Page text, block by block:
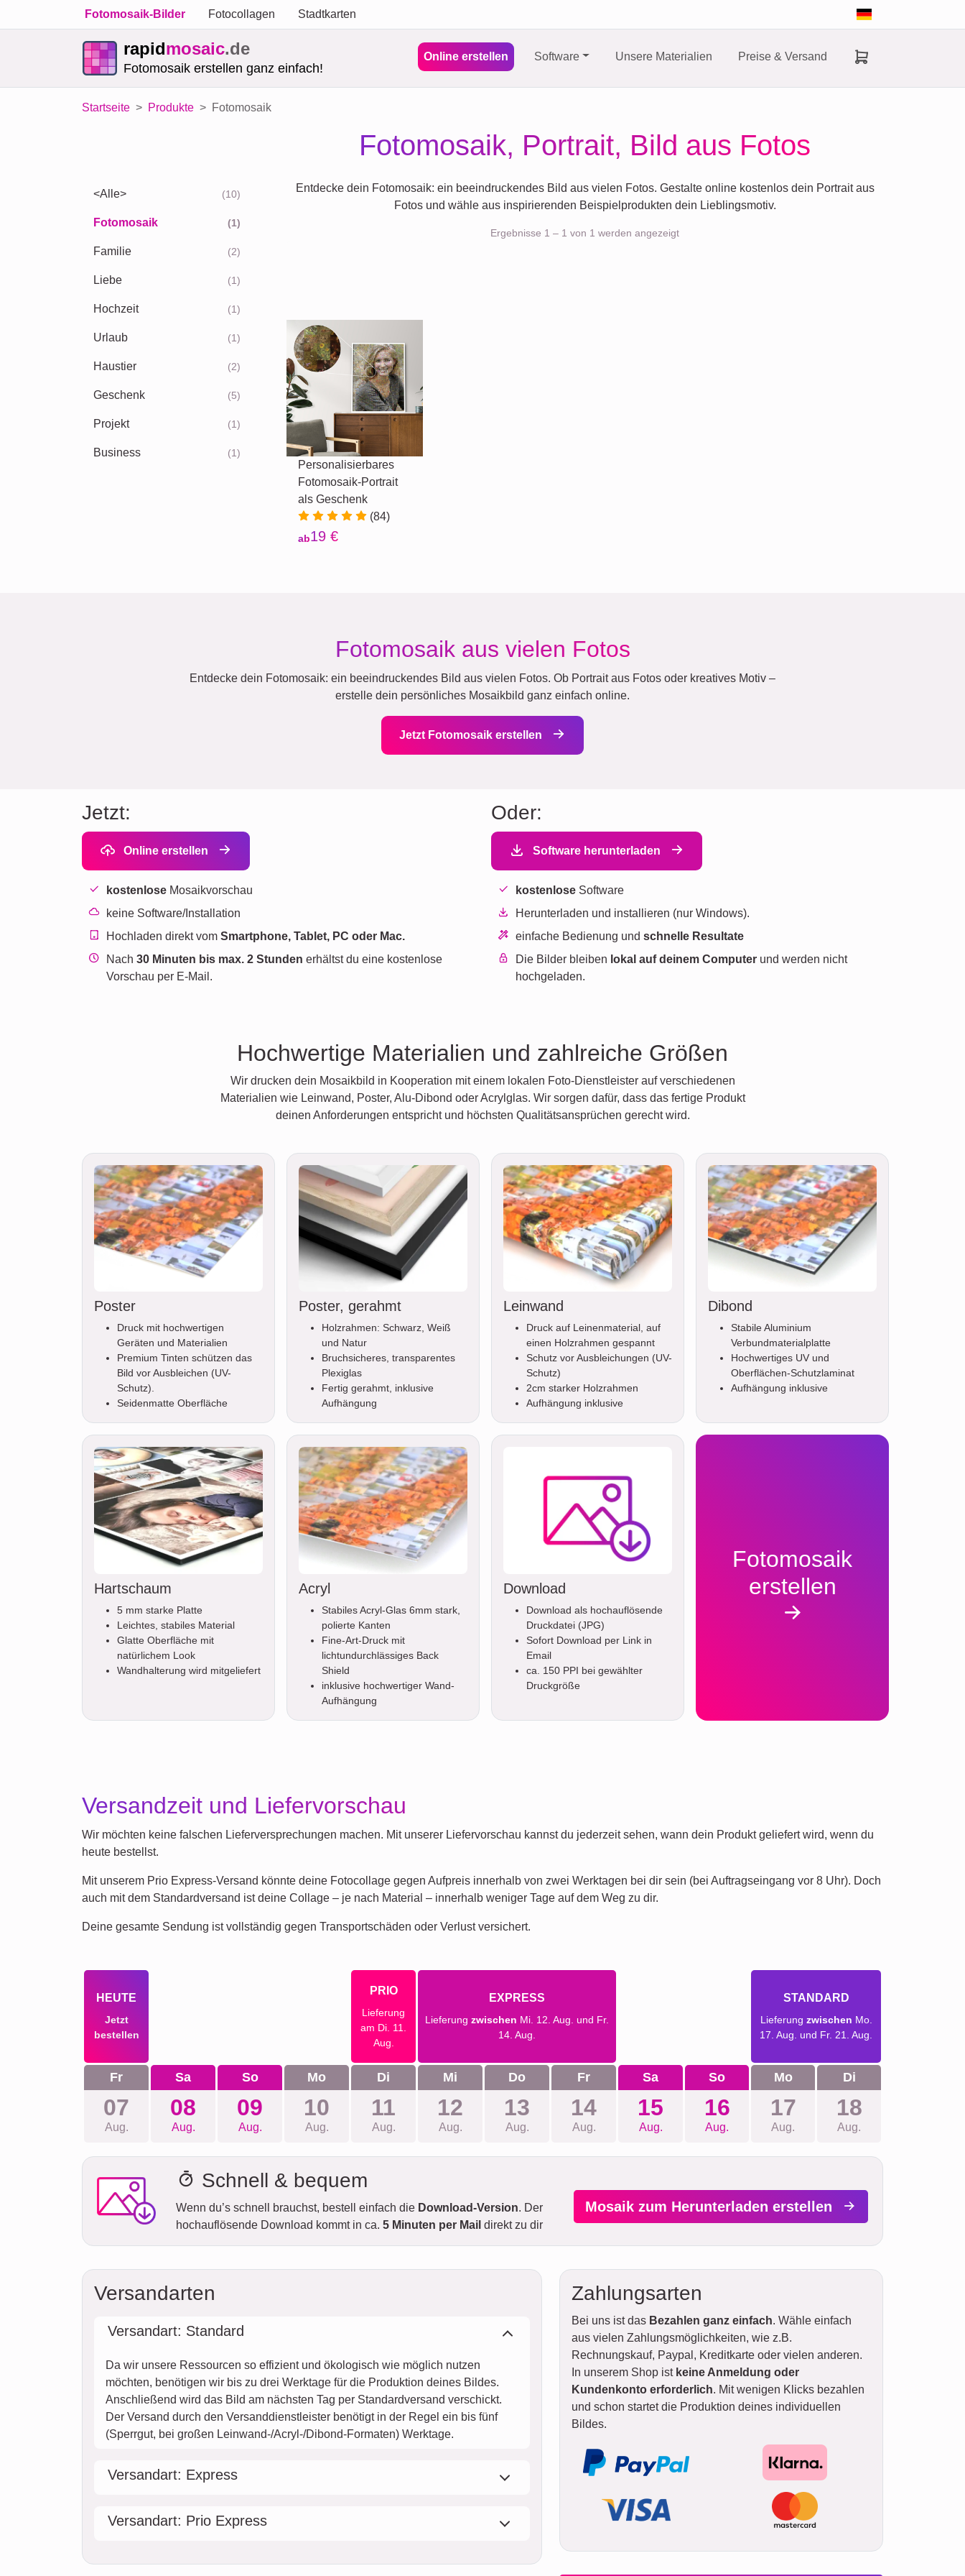
Fotomosaik-Bilder Fotocollagen Stadtkarten
rapidmosaic.de
Fotomosaik erstellen ganz einfach!
Online erstellen Software Unsere Materialien Preise & Versand
Startseite Produkte Fotomosaik
Fotomosaik, Portrait, Bild aus Fotos
<Alle> (10)
Fotomosaik (1)
Familie (2)
Liebe (1)
Hochzeit (1)
Urlaub (1)
Haustier (2)
Geschenk (5)
Projekt (1)
Business (1)
Entdecke dein Fotomosaik: ein beeindruckendes Bild aus vielen Fotos. Gestalte online kostenlos dein Portrait aus
Fotos und wähle aus inspirierenden Beispielprodukten dein Lieblingsmotiv.
Ergebnisse 1 – 1 von 1 werden angezeigt
Personalisierbares
Fotomosaik-Portrait
als Geschenk
(84)
ab19 €
Fotomosaik aus vielen Fotos
Entdecke dein Fotomosaik: ein beeindruckendes Bild aus vielen Fotos. Ob Portrait aus Fotos oder kreatives Motiv –
erstelle dein persönliches Mosaikbild ganz einfach online.
Jetzt Fotomosaik erstellen
Jetzt:
Online erstellen
kostenlose Mosaikvorschau
keine Software/Installation
Hochladen direkt vomSmartphone, Tablet, PC oder Mac.
Nach30 Minuten bis max. 2 Stunden erhältst du eine kostenlose
Vorschau per E-Mail.
Oder:
Software herunterladen
kostenlose Software
Herunterladen und installieren (nur Windows).
einfache Bedienung undschnelle Resultate
Die Bilder bleiben lokal auf deinem Computer und werden nicht
hochgeladen.
Hochwertige Materialien und zahlreiche Größen
Wir drucken dein Mosaikbild in Kooperation mit einem lokalen Foto-Dienstleister auf verschiedenen
Materialien wie Leinwand, Poster, Alu-Dibond oder Acrylglas. Wir sorgen dafür, dass das fertige Produkt
deinen Anforderungen entspricht und höchsten Qualitätsansprüchen gerecht wird.
Poster
Druck mit hochwertigen
Geräten und Materialien
Premium Tinten schützen das
Bild vor Ausbleichen (UV-
Schutz).
Seidenmatte Oberfläche
Poster, gerahmt
Holzrahmen: Schwarz, Weiß
und Natur
Bruchsicheres, transparentes
Plexiglas
Fertig gerahmt, inklusive
Aufhängung
Leinwand
Druck auf Leinenmaterial, auf
einen Holzrahmen gespannt
Schutz vor Ausbleichungen (UV-
Schutz)
2cm starker Holzrahmen
Aufhängung inklusive
Dibond
Stabile Aluminium
Verbundmaterialplatte
Hochwertiges UV und
Oberflächen-Schutzlaminat
Aufhängung inklusive
Hartschaum
5 mm starke Platte
Leichtes, stabiles Material
Glatte Oberfläche mit
natürlichem Look
Wandhalterung wird mitgeliefert
Acryl
Stabiles Acryl-Glas 6mm stark,
polierte Kanten
Fine-Art-Druck mit
lichtundurchlässiges Back
Shield
inklusive hochwertiger Wand-
Aufhängung
Download
Download als hochauflösende
Druckdatei (JPG)
Sofort Download per Link in
Email
ca. 150 PPI bei gewählter
Druckgröße
Fotomosaik
erstellen
Versandzeit und Liefervorschau
Wir möchten keine falschen Lieferversprechungen machen. Mit unserer Liefervorschau kannst du jederzeit sehen, wann dein Produkt geliefert wird, wenn du
heute bestellst.
Mit unserem Prio Express-Versand könnte deine Fotocollage gegen Aufpreis innerhalb von zwei Werktagen bei dir sein (bei Auftragseingang vor 8 Uhr). Doch
auch mit dem Standardversand ist deine Collage – je nach Material – innerhalb weniger Tage auf dem Weg zu dir.
Deine gesamte Sendung ist vollständig gegen Transportschäden oder Verlust versichert.
HEUTE
Jetzt
bestellen
PRIO
Lieferung
am Di. 11.
Aug.
EXPRESS
Lieferung zwischen Mi. 12. Aug. und Fr.
14. Aug.
STANDARD
Lieferung zwischen Mo.
17. Aug. und Fr. 21. Aug.
Fr
07
Aug.
Sa
08
Aug.
So
09
Aug.
Mo
10
Aug.
Di
11
Aug.
Mi
12
Aug.
Do
13
Aug.
Fr
14
Aug.
Sa
15
Aug.
So
16
Aug.
Mo
17
Aug.
Di
18
Aug.
Schnell & bequem
Wenn du’s schnell brauchst, bestell einfach die Download-Version. Der
hochauflösende Download kommt in ca. 5 Minuten per Mail direkt zu dir
Mosaik zum Herunterladen erstellen
Versandarten
Versandart: Standard
Da wir unsere Ressourcen so effizient und ökologisch wie möglich nutzen
möchten, benötigen wir bis zu drei Werktage für die Produktion deines Bildes.
Anschließend wird das Bild am nächsten Tag per Standardversand verschickt.
Der Versand durch den Versanddienstleister benötigt in der Regel ein bis fünf
(Sperrgut, bei großen Leinwand-/Acryl-/Dibond-Formaten) Werktage.
Versandart: Express
Versandart: Prio Express
Zahlungsarten
Bei uns ist das Bezahlen ganz einfach. Wähle einfach
aus vielen Zahlungsmöglichkeiten, wie z.B.
Rechnungskauf, Paypal, Kreditkarte oder vielen anderen.
In unserem Shop ist keine Anmeldung oder
Kundenkonto erforderlich. Mit wenigen Klicks bezahlen
und schon startet die Produktion deines individuellen
Bildes.